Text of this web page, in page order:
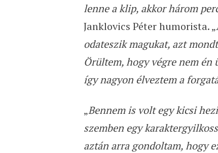
lenne a klip, akkor három
Janklovics Péter humorista. „
odateszik magukat, azt
Örültem, hogy végre nem én
így nagyon élveztem a
„Bennem is volt egy kicsi
szemben egy
aztán arra gondoltam, hogy